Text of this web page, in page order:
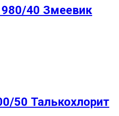
40 Змеевик
50 Талькохлорит